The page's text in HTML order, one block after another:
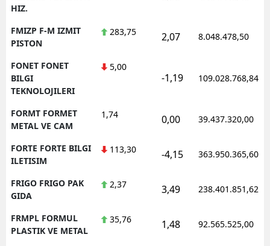
HIZ.
FMIZP F-M IZMIT
PISTON
283,75 2,07 8.048.478,50
FONET FONET
BILGI
TEKNOLOJILERI
5,00
-1,19 109.028.768,84
FORMT FORMET
METAL VE CAM
1,74 0,00 39.437.320,00
FORTE FORTE BILGI
ILETISIM
113,30 -4,15 363.950.365,60
FRIGO FRIGO PAK
GIDA
2,37 3,49 238.401.851,62
FRMPL FORMUL
PLASTIK VE METAL
35,76 1,48 92.565.525,00